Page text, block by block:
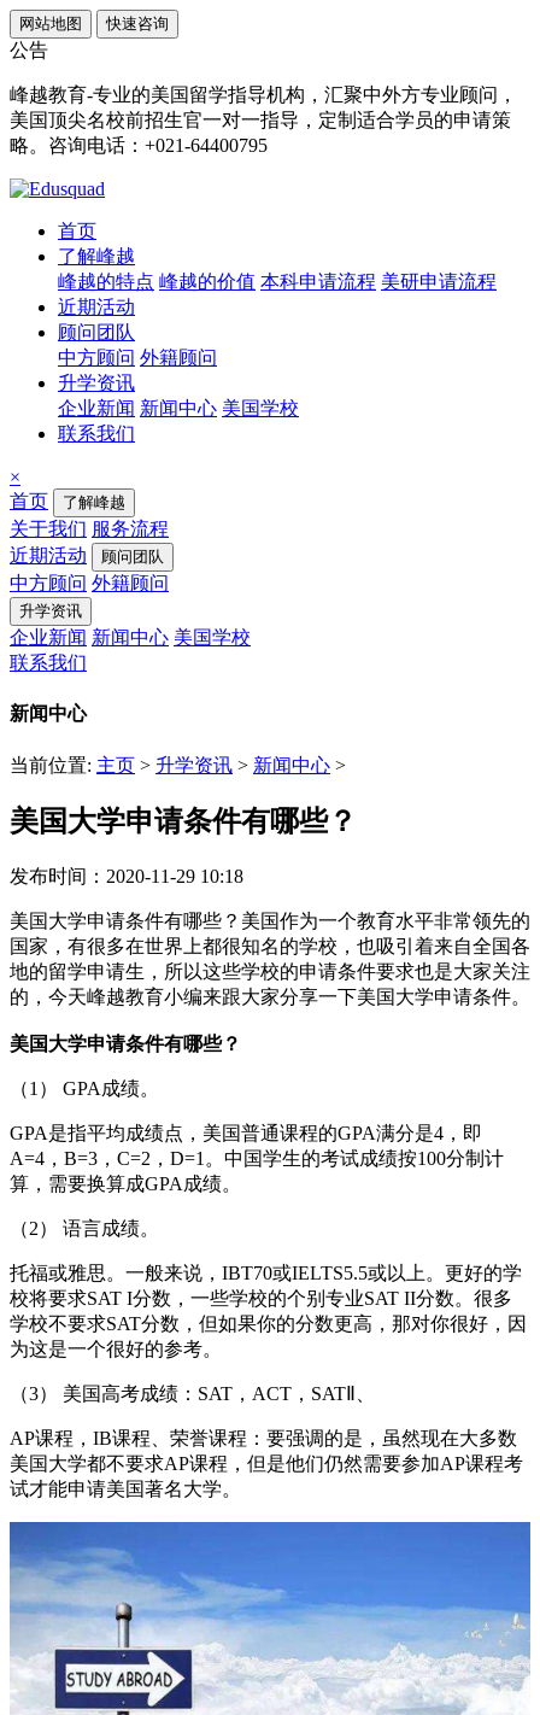
网站地图 快速咨询
公告
峰越教育-专业的美国留学指导机构，汇聚中外方专业顾问，
美国顶尖名校前招生官一对一指导，定制适合学员的申请策
略。咨询电话：+021-64400795
首页
了解峰越
峰越的特点 峰越的价值 本科申请流程 美研申请流程
近期活动
顾问团队
中方顾问 外籍顾问
升学资讯
企业新闻 新闻中心 美国学校
联系我们
×
首页
了解峰越
关于我们 服务流程
近期活动
顾问团队
中方顾问 外籍顾问
升学资讯
企业新闻 新闻中心 美国学校
联系我们
新闻中心
当前位置: 主页 > 升学资讯 > 新闻中心 >
美国大学申请条件有哪些？
发布时间：2020-11-29 10:18
美国大学申请条件有哪些？美国作为一个教育水平非常领先的
国家，有很多在世界上都很知名的学校，也吸引着来自全国各
地的留学申请生，所以这些学校的申请条件要求也是大家关注
的，今天峰越教育小编来跟大家分享一下美国大学申请条件。
美国大学申请条件有哪些？
（1） GPA成绩。
GPA是指平均成绩点，美国普通课程的GPA满分是4，即
A=4，B=3，C=2，D=1。中国学生的考试成绩按100分制计
算，需要换算成GPA成绩。
（2） 语言成绩。
托福或雅思。一般来说，IBT70或IELTS5.5或以上。更好的学
校将要求SAT I分数，一些学校的个别专业SAT II分数。很多
学校不要求SAT分数，但如果你的分数更高，那对你很好，因
为这是一个很好的参考。
（3） 美国高考成绩：SAT，ACT，SATⅡ、
AP课程，IB课程、荣誉课程：要强调的是，虽然现在大多数
美国大学都不要求AP课程，但是他们仍然需要参加AP课程考
试才能申请美国著名大学。